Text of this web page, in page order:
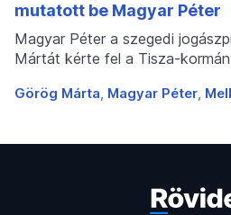
mutatott be Magyar Péter
Magyar Péter a szegedi
Mártát kérte fel a Tisza-
Görög Márta Magyar Péter